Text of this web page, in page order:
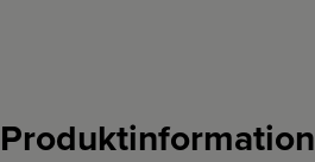
Produktinformation